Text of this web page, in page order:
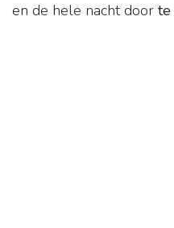
en de hele nacht door te